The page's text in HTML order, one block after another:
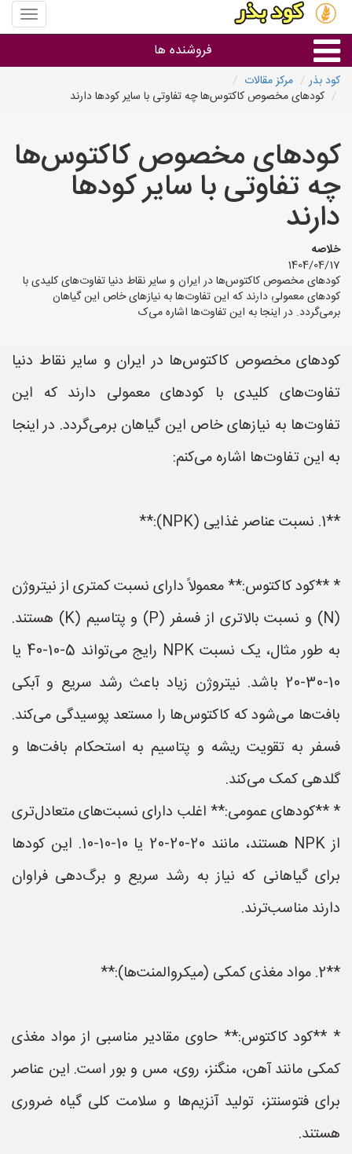
منوی
سایت
بذر
فروشنده ها
گروه ها
کود بذر
مرکز مقالات
کودهای مخصوص کاکتوس‌ها چه تفاوتی با سایر کودها دارند
کودهای مخصوص کاکتوس‌ها
چه تفاوتی با سایر کودها
دارند
خلاصه
1404/04/17
کودهای مخصوص کاکتوس‌ها در ایران و سایر نقاط دنیا تفاوت‌های کلیدی با
کودهای معمولی دارند که این تفاوت‌ها به نیازهای خاص این گیاهان
برمی‌گردد. در اینجا به این تفاوت‌ها اشاره می‌ک
کودهای مخصوص کاکتوس‌ها در ایران و سایر نقاط دنیا
تفاوت‌های کلیدی با کودهای معمولی دارند که این
تفاوت‌ها به نیازهای خاص این گیاهان برمی‌گردد. در اینجا
به این تفاوت‌ها اشاره می‌کنم:
**1. نسبت عناصر غذایی (NPK):**
* **کود کاکتوس:** معمولاً دارای نسبت کمتری از نیتروژن
(N) و نسبت بالاتری از فسفر (P) و پتاسیم (K) هستند.
به طور مثال، یک نسبت NPK رایج می‌تواند 5-10-40 یا
10-30-20 باشد. نیتروژن زیاد باعث رشد سریع و آبکی
بافت‌ها می‌شود که کاکتوس‌ها را مستعد پوسیدگی می‌کند.
فسفر به تقویت ریشه و پتاسیم به استحکام بافت‌ها و
گلدهی کمک می‌کند.
* **کودهای عمومی:** اغلب دارای نسبت‌های متعادل‌تری
از NPK هستند، مانند 20-20-20 یا 10-10-10. این کودها
برای گیاهانی که نیاز به رشد سریع و برگ‌دهی فراوان
دارند مناسب‌ترند.
**2. مواد مغذی کمکی (میکروالمنت‌ها):**
* **کود کاکتوس:** حاوی مقادیر مناسبی از مواد مغذی
کمکی مانند آهن، منگنز، روی، مس و بور است. این عناصر
برای فتوسنتز، تولید آنزیم‌ها و سلامت کلی گیاه ضروری
هستند.